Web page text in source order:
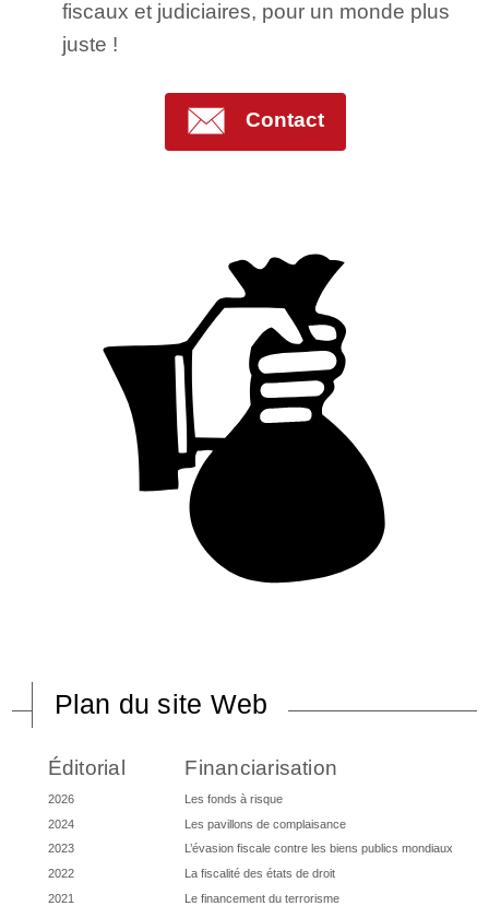
fiscaux et judiciaires, pour un monde plus
juste !
Contact
Plan du site Web
Éditorial
2026
2024
2023
2022
2021
Financiarisation
Les fonds à risque
Les pavillons de complaisance
L’évasion fiscale contre les biens publics mondiaux
La fiscalité des états de droit
Le financement du terrorisme